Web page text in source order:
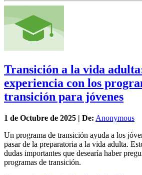
Transición a la vida
experiencia con los
transición para jóvenes
1 de Octubre de 2025 | De: Anonymous
Un programa de transición ayuda a los
pasar de la preparatoria a la vida adulta.
dudas importantes que desearía haber
programas de transición.